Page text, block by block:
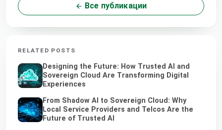
Все публикации
RELATED POSTS
Designing the Future: How Trusted AI and
Sovereign Cloud Are Transforming Digital
Experiences
From Shadow AI to Sovereign Cloud: Why
Local Service Providers and Telcos Are the
Future of Trusted AI